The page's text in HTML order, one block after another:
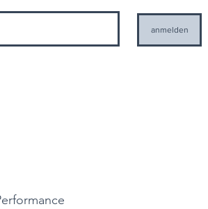
anmelden